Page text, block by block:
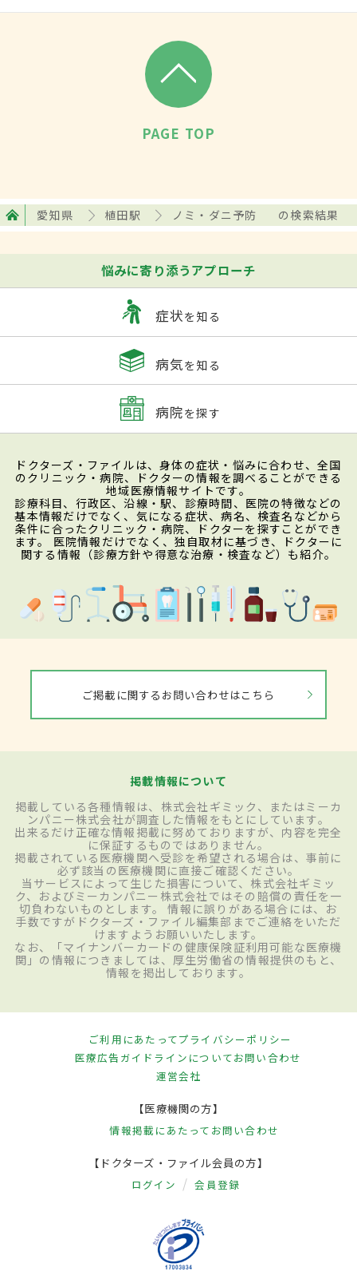
PAGE TOP
愛知県 植田駅 ノミ・ダニ予防 の検索結果
悩みに寄り添うアプローチ
症状を知る
病気を知る
病院を探す
ドクターズ・ファイルは、身体の症状・悩みに合わせ、全国
のクリニック・病院、ドクターの情報を調べることができる
地域医療情報サイトです。
診療科目、行政区、沿線・駅、診療時間、医院の特徴などの
基本情報だけでなく、気になる症状、病名、検査名などから
条件に合ったクリニック・病院、ドクターを探すことができ
ます。 医院情報だけでなく、独自取材に基づき、ドクターに
関する情報（診療方針や得意な治療・検査など）も紹介。
ご掲載に関するお問い合わせはこちら
掲載情報について
掲載している各種情報は、株式会社ギミック、またはミーカ
ンパニー株式会社が調査した情報をもとにしています。
出来るだけ正確な情報掲載に努めておりますが、内容を完全
に保証するものではありません。
掲載されている医療機関へ受診を希望される場合は、事前に
必ず該当の医療機関に直接ご確認ください。
当サービスによって生じた損害について、株式会社ギミッ
ク、およびミーカンパニー株式会社ではその賠償の責任を一
切負わないものとします。 情報に誤りがある場合には、お
手数ですがドクターズ・ファイル編集部までご連絡をいただ
けますようお願いいたします。
なお、「マイナンバーカードの健康保険証利用可能な医療機
関」の情報につきましては、厚生労働省の情報提供のもと、
情報を掲出しております。
ご利用にあたってプライバシーポリシー
医療広告ガイドラインについてお問い合わせ
運営会社
【医療機関の方】
情報掲載にあたって お問い合わせ
【ドクターズ・ファイル会員の方】
ログイン 会員登録